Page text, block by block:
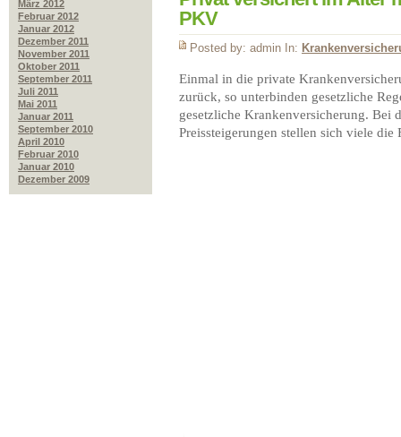
PKV
Posted by: admin In:
Einmal in die private
zurück, so unterbinden gesetzliche
gesetzliche Krankenversicherung. Bei
Preissteigerungen stellen sich viele die
März 2012
Februar 2012
Januar 2012
Dezember 2011
November 2011
Oktober 2011
September 2011
Juli 2011
Mai 2011
Januar 2011
September 2010
April 2010
Februar 2010
Januar 2010
Dezember 2009